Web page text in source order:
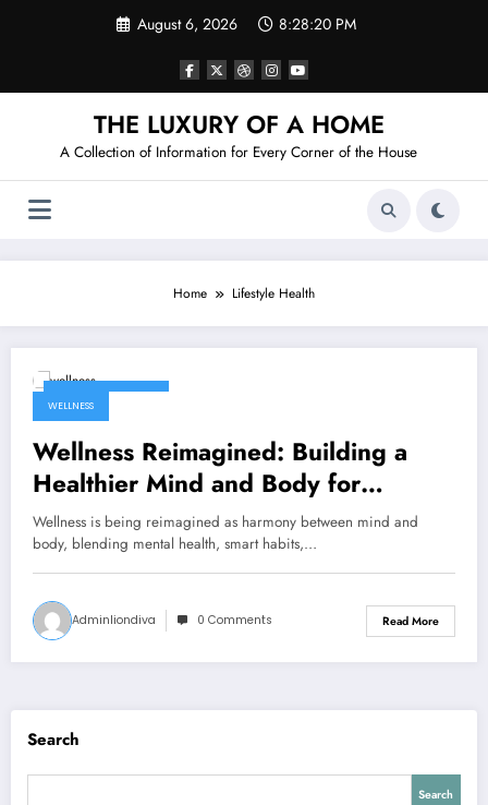
August 6, 2026 8:28:20 PM
THE LUXURY OF A HOME
A Collection of Information for Every Corner of the House
Home Lifestyle Health
WELLNESS
Wellness Reimagined: Building a
Healthier Mind and Body for
Tomorrow
Wellness is being reimagined as harmony between mind and
body, blending mental health, smart habits,…
Adminliondiva 0 Comments Read More
Search
Search